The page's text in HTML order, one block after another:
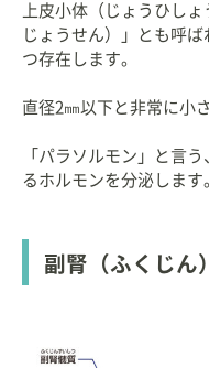
上皮小体（じょうひし
じょうせん）」とも呼
つ存在します。
直径2㎜以下と非常に小
「パラソルモン」と言
るホルモンを分泌します
副腎（ふくじん）